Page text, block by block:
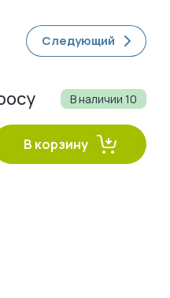
Следующий
В наличии 10
В корзину